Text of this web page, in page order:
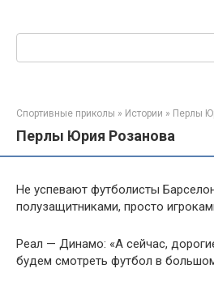
Спортивные приколы » Истории » Перлы
Перлы Юрия Розанова
Не успевают футболисты
полузащитниками, просто
Реал — Динамо: «А сейчас,
будем смотреть футбол в